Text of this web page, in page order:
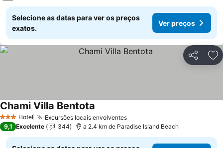
Selecione as datas para ver os preços
exatos.
Ver preços
Partilhar
3 EstrelasHotel Excursões locais envolventes
Chami Villa Bentota
9,1 Excelente 344 a 2.4 km de Paradise Island Beach